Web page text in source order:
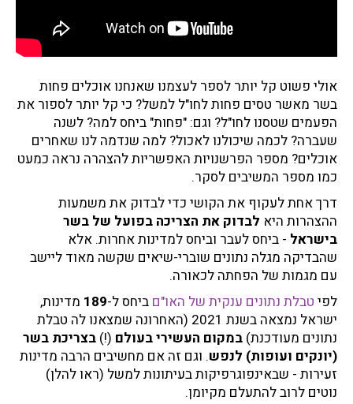
אולי פשוט קל יותר לספר לעצמנו שאנחנו אוכלים פחות
בשר מאשר טסים פחות לחו"ל למשל? כי קל יותר לספור את
הפעמים שטסנו לחו"ל? וגם: "פחות" ביחס למה? לשנה
שעברה? לכמה שיכולנו לאכול? למה שנדמה לנו שאחרים
אוכלים? מספר הפרשנויות האפשריות להצהרה נראה כמעט
כמו מספר המשיבים לסקר.
דרך אחת לעקוף את הקושי כדי לבדוק את משמעות
ההצהרות היא לבדוק את הצריכה בפועל של בשר
בישראל - ביחס לעבר וביחס למדינות אחרות. אלא
שהבדיקה מגלה נתונים שוברי-שיאים שקשה מאוד ליישב
עם מגמות של הפחתה לכאורה.
לפי טבלת נתונים ענקית של האו"ם ביחס ל-189 מדינות,
ישראל נמצאה בשנת 2021 (האחרונה שמצאנו לה טבלת
נתונים מעודכנת) במקום העשירי בעולם (!) בצריכת בשר
(יונקים ועופות) לנפש. וגם זה אם מחשיבים הרבה מדינות
זעירות - שבאינפוגרפיקות בעיתונות למשל (ראו להלן)
נוטים לרוב להתעלם מקיומן.